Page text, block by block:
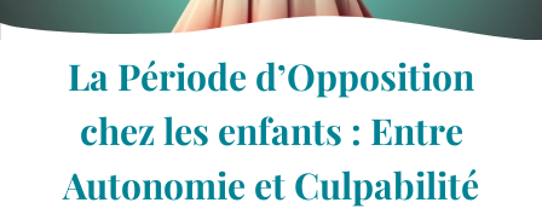
La Période d’Opposition
chez les enfants : Entre
Autonomie et Culpabilité